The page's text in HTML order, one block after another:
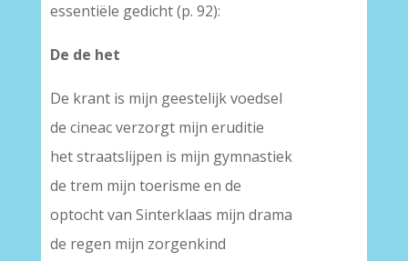
essentiële gedicht (p. 92):
De de het
De krant is mijn geestelijk voedsel
de cineac verzorgt mijn eruditie
het straatslijpen is mijn gymnastiek
de trem mijn toerisme en de
optocht van Sinterklaas mijn drama
de regen mijn zorgenkind